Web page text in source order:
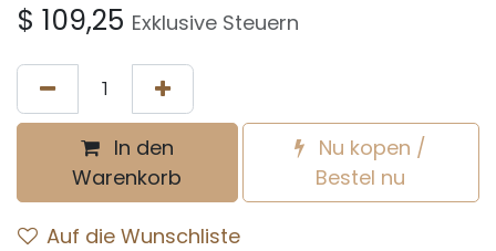
$ 109,25 Exklusive Steuern
In den
Warenkorb
Nu kopen /
Bestel nu
Auf die Wunschliste